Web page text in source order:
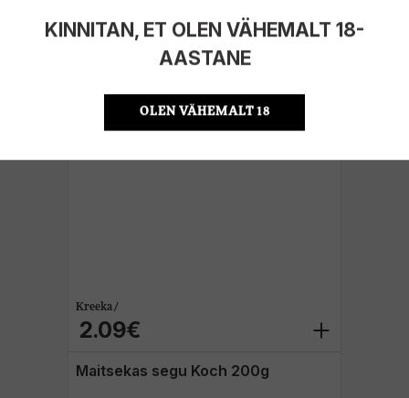
KINNITAN, ET OLEN VÄHEMALT 18-
AASTANE
OLEN VÄHEMALT 18
Röstitud ja soolatud maapähkel
Kreeka /
2.09€
Maitsekas segu Koch 200g